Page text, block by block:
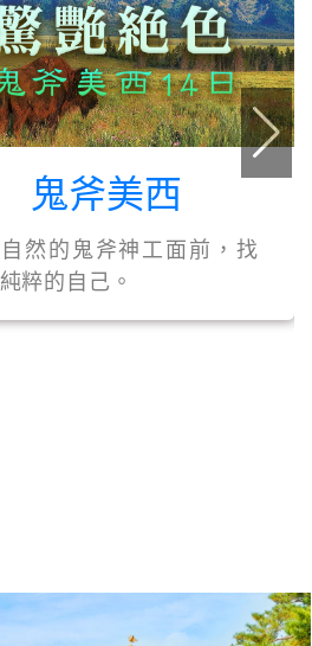
鬼斧美西
然的鬼斧神工面前，找
粹的自己。